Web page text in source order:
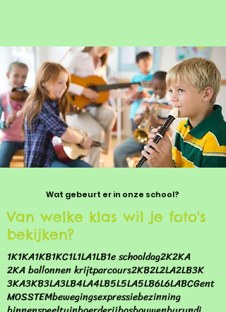
Wat gebeurt er in onze school?
Van welke klas wil je foto's
bekijken?
1K1KA1KB1KC1L1LA1LB1e schooldag2K2KA
2KA ballonnen krijtparcours2KB2L2LA2LB3K
3KA3KB3LA3LB4LA4LB5L5LA5LB6L6LABCGent
MOSSTEMbewegingsexpressiebezinning